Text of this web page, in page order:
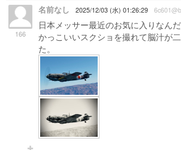
166
名前なし 2025/12/03 (水) 01:26:29
日本メッサー最近のお気に入りなん
かっこいいスクショを撮れて脳汁が
た。